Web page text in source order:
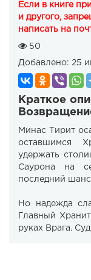
Если в книге
и другого,
написать на
50
Добавлено: 25
Краткое
Минас Тирит
оставшимся
удержать
Саурона на
последний
Но надежда
Главный
руках Врага.